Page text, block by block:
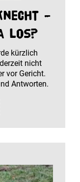
–
los?
kürzlich
nicht
vor Gericht.
Antworten.